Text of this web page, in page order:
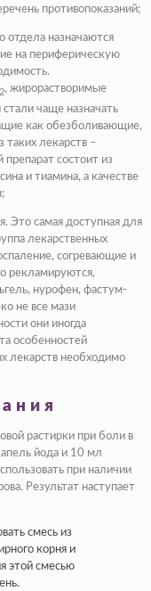
противопоказаний;
отдела назначаются
на периферическую
, жирорастворимые
чаще назначать
как обезболивающие,
лекарств –
состоит из
и тиамина, а качестве
Это самая доступная для
лекарственных
согревающие и
рекламируются,
нурофен, фастум-
не все мази
они иногда
особенностей
лекарств необходимо
растирки при боли в
йода и 10 мл
при наличии
Результат наступает
смесь из
корня и
этой смесью